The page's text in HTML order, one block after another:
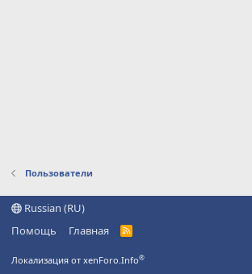
Пользователи
Russian (RU)
Помощь
Главная
R
Локализация от xenForo.Info®